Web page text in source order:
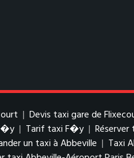
| Devis taxi gare de
| Tarif taxi F�y |
un taxi à Abbeville | Taxi